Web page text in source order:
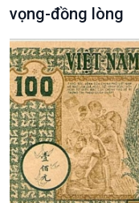
vọng-đồng lòng